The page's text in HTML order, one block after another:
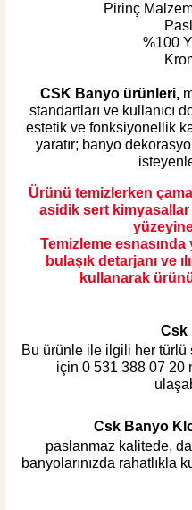
Pirinç
%100
CSK Banyo ürünleri,
standartları ve kullanıcı
estetik ve fonksiyonellik
yaratır; banyo
Ürünü temizlerken
asidik sert
Temizleme
bulaşık detarjanı ve
kullanarak
Csk
Bu ürünle ile ilgili her türlü
için 0 531 388 07 20
Csk Banyo
paslanmaz kalitede,
banyolarınızda rahatlıkla